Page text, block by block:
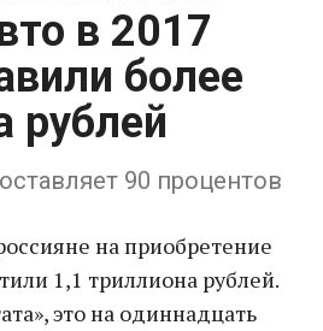
в 2017
более
рублей
90 процентов
на приобретение
1,1 триллиона рублей.
это на одиннадцать